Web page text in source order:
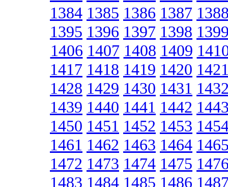
1384 1385 1386 1387
1395 1396 1397 1398
1406 1407 1408 1409
1417 1418 1419 1420
1428 1429 1430 1431
1439 1440 1441 1442
1450 1451 1452 1453
1461 1462 1463 1464
1472 1473 1474 1475
1483 1484 1485 1486